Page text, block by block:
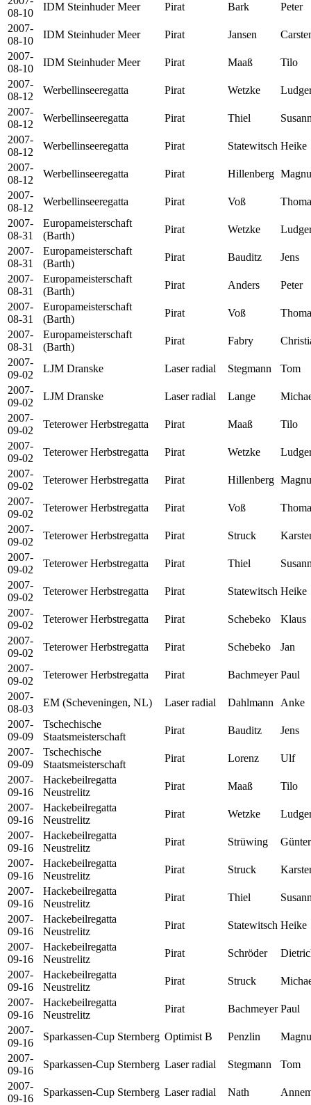
08-10
IDM Steinhuder Meer Pirat Bark
Peter
2007-
08-10
IDM Steinhuder Meer Pirat Jansen
2007-
08-10
IDM Steinhuder Meer Pirat Maaß
Tilo
2007-
08-12
Werbellinseeregatta Pirat Wetzke
2007-
08-12
Werbellinseeregatta Pirat Thiel
2007-
08-12
Werbellinseeregatta Pirat Statewitsch Heike
2007-
08-12
Werbellinseeregatta Pirat Hillenberg
2007-
08-12
Werbellinseeregatta Pirat Voß
2007-
08-31
Europameisterschaft
(Barth)
Pirat Wetzke
2007-
08-31
Europameisterschaft
(Barth)
Pirat Bauditz
Jens
2007-
08-31
Europameisterschaft
(Barth)
Pirat Anders
Peter
2007-
08-31
Europameisterschaft
(Barth)
Pirat Voß
2007-
08-31
Europameisterschaft
(Barth)
Pirat Fabry
2007-
09-02
LJM Dranske Laser radial Stegmann
Tom
2007-
09-02
LJM Dranske Laser radial Lange
2007-
09-02
Teterower Herbstregatta Pirat Maaß
Tilo
2007-
09-02
Teterower Herbstregatta Pirat Wetzke
2007-
09-02
Teterower Herbstregatta Pirat Hillenberg
2007-
09-02
Teterower Herbstregatta Pirat Voß
2007-
09-02
Teterower Herbstregatta Pirat Struck
2007-
09-02
Teterower Herbstregatta Pirat Thiel
2007-
09-02
Teterower Herbstregatta Pirat Statewitsch Heike
2007-
09-02
Teterower Herbstregatta Pirat Schebeko
Klaus
2007-
09-02
Teterower Herbstregatta Pirat Schebeko
Jan
2007-
09-02
Teterower Herbstregatta Pirat Bachmeyer Paul
2007-
08-03
EM (Scheveningen, NL) Laser radial Dahlmann
Anke
2007-
09-09
Tschechische
Staatsmeisterschaft
Pirat Bauditz
Jens
2007-
09-09
Tschechische
Staatsmeisterschaft
Pirat Lorenz
Ulf
2007-
09-16
Hackebeilregatta
Neustrelitz
Pirat Maaß
Tilo
2007-
09-16
Hackebeilregatta
Neustrelitz
Pirat Wetzke
2007-
09-16
Hackebeilregatta
Neustrelitz
Pirat Strüwing
Günter
2007-
09-16
Hackebeilregatta
Neustrelitz
Pirat Struck
2007-
09-16
Hackebeilregatta
Neustrelitz
Pirat Thiel
2007-
09-16
Hackebeilregatta
Neustrelitz
Pirat Statewitsch Heike
2007-
09-16
Hackebeilregatta
Neustrelitz
Pirat Schröder
2007-
09-16
Hackebeilregatta
Neustrelitz
Pirat Struck
2007-
09-16
Hackebeilregatta
Neustrelitz
Pirat Bachmeyer Paul
2007-
09-16
Sparkassen-Cup Sternberg Optimist B Penzlin
2007-
09-16
Sparkassen-Cup Sternberg Laser radial Stegmann
Tom
2007-
09-16
Sparkassen-Cup Sternberg Laser radial Nath